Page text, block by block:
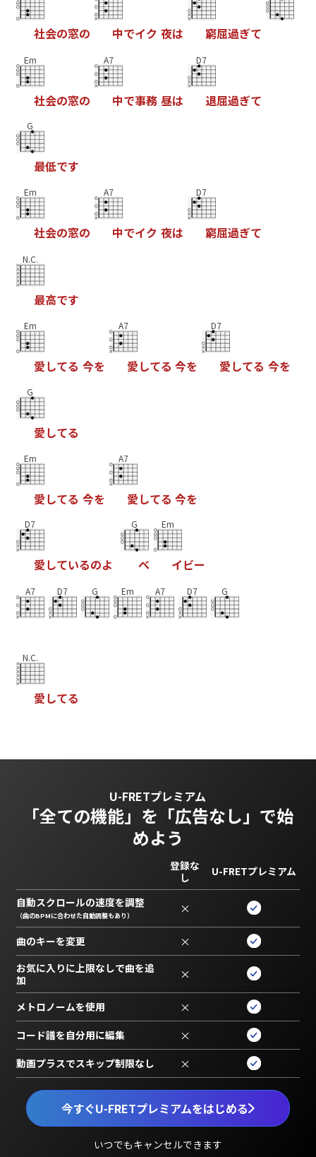
社会の窓の 中でイク 夜は 窮屈過ぎて
Em
社会の窓の
A7
中で事務 昼は
D7
退屈過ぎて
G
最低です
Em
社会の窓の
A7
中でイク 夜は
D7
窮屈過ぎて
N.C.
最高です
Em
愛してる 今を
A7
愛してる 今を
D7
愛してる 今を
G
愛してる
Em
愛してる 今を
A7
愛してる 今を
D7
愛しているのよ
G
ベ
Em
イビー
A7 D7 G Em A7 D7 G
N.C.
愛してる
U-FRETプレミアム
「全ての機能」を 「広告なし」で始
めよう
今すぐU-FRETプレミアムをはじめる
いつでもキャンセルできます
登録な
し
U-FRETプレミアム
自動スクロールの速度を調整
（曲のBPMに合わせた自動調整もあり） ×
曲のキーを変更 ×
お気に入りに上限なしで曲を追
加
×
メトロノームを使用 ×
コード譜を自分用に編集 ×
動画プラスでスキップ制限なし ×